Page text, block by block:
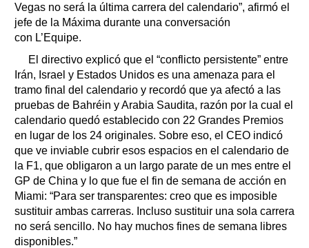
Vegas no será la última carrera del calendario”, afirmó el
jefe de la Máxima durante una conversación
con L’Equipe.
El directivo explicó que el “conflicto persistente” entre
Irán, Israel y Estados Unidos es una amenaza para el
tramo final del calendario y recordó que ya afectó a las
pruebas de Bahréin y Arabia Saudita, razón por la cual el
calendario quedó establecido con 22 Grandes Premios
en lugar de los 24 originales. Sobre eso, el CEO indicó
que ve inviable cubrir esos espacios en el calendario de
la F1, que obligaron a un largo parate de un mes entre el
GP de China y lo que fue el fin de semana de acción en
Miami: “Para ser transparentes: creo que es imposible
sustituir ambas carreras. Incluso sustituir una sola carrera
no será sencillo. No hay muchos fines de semana libres
disponibles.”